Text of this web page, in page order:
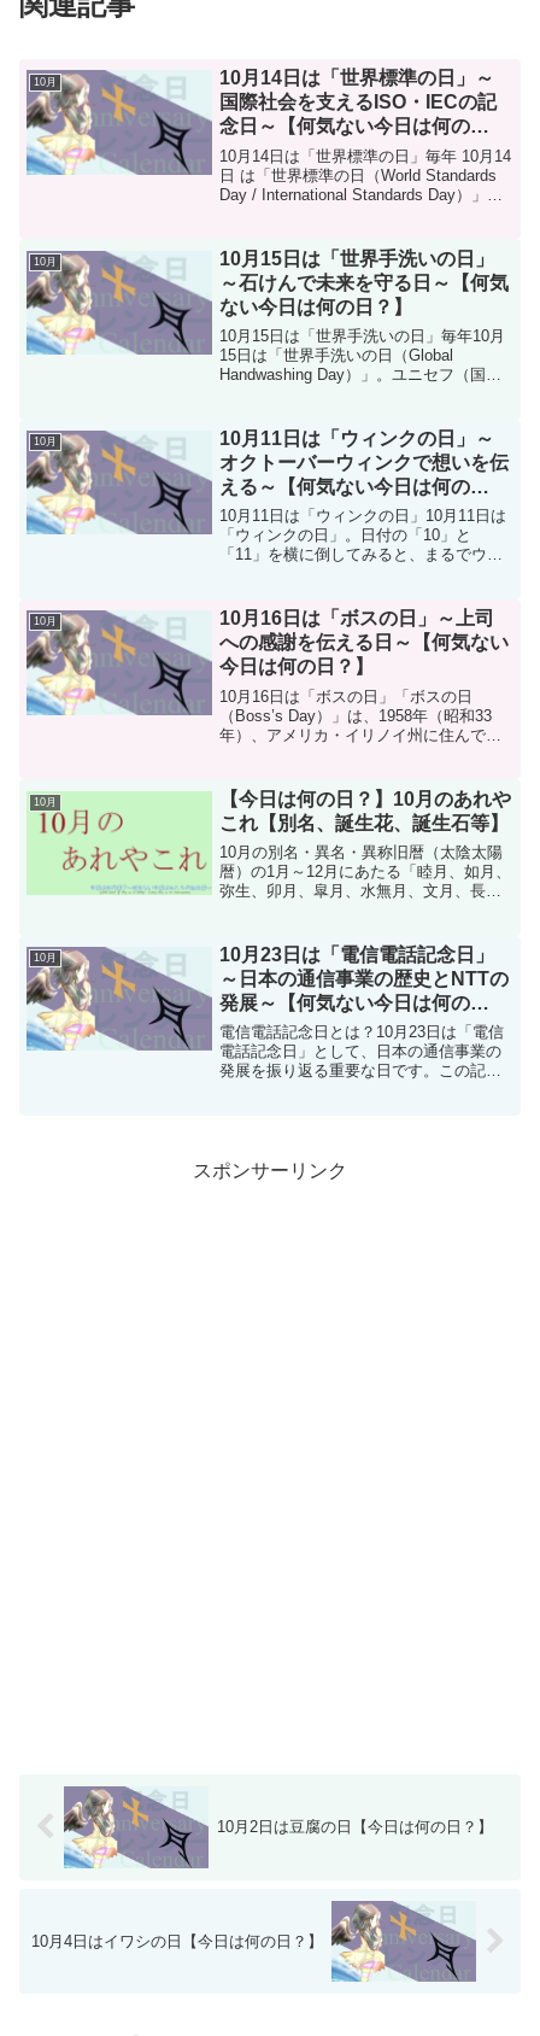
10月
10月14日は「世界標準の日」～
国際社会を支えるISO・IECの記
念日～【何気ない今日は何の
日？】
10月14日は「世界標準の日」毎年 10月14
日 は「世界標準の日（World Standards
Day / International Standards Day）」。
10月
10月15日は「世界手洗いの日」
～石けんで未来を守る日～【何気
ない今日は何の日？】
10月15日は「世界手洗いの日」毎年10月
15日は「世界手洗いの日（Global
Handwashing Day）」。ユニセフ（国連
国際的な記念日です。手洗いは、風...
10月
10月11日は「ウィンクの日」～
オクトーバーウィンクで想いを伝
える～【何気ない今日は何の
日？】
10月11日は「ウィンクの日」10月11日は
「ウィンクの日」。日付の「10」と
「11」を横に倒してみると、まるでウィ
る仕草＝ウィンクを通じて、気持ちを伝
える日とされてい...
10月
10月16日は「ボスの日」～上司
への感謝を伝える日～【何気ない
今日は何の日？】
10月16日は「ボスの日」「ボスの日
（Boss’s Day）」は、1958年（昭和33
年）、アメリカ・イリノイ州に住んでい
経営者であり、父親の誕生日である10月
16...
10月
【今日は何の日？】10月のあれや
これ【別名、誕生花、誕生石等】
10月の別名・異名・異称旧暦（太陰太陽
暦）の1月～12月にあたる「睦月、如月、
弥生、卯月、皐月、水無月、文月、長
す。新暦（グレゴリオ暦、太陽暦）とは
一ヶ月ほどのずれが存在...
10月
10月23日は「電信電話記念日」
～日本の通信事業の歴史とNTTの
発展～【何気ない今日は何の
日？】
電信電話記念日とは？10月23日は「電信
電話記念日」として、日本の通信事業の
発展を振り返る重要な日です。この記念
スポンサーリンク
10月2日は豆腐の日【今日は何の日？】
10月4日はイワシの日【今日は何の日？】